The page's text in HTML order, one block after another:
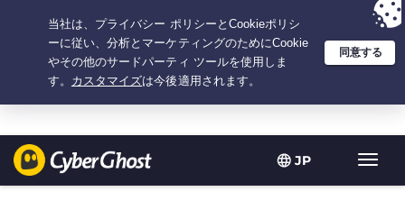
JP
ト
グ
選択プラン：2.1666666666667年間 $ 2.19 /月の 大特価